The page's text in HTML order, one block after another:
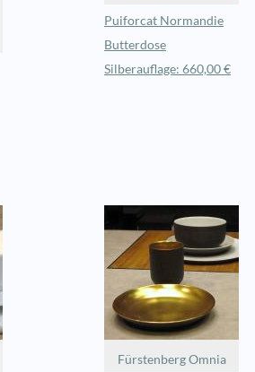
Puiforcat Normandie
Butterdose
Silberauflage: 660,00 €
Fürstenberg Omnia